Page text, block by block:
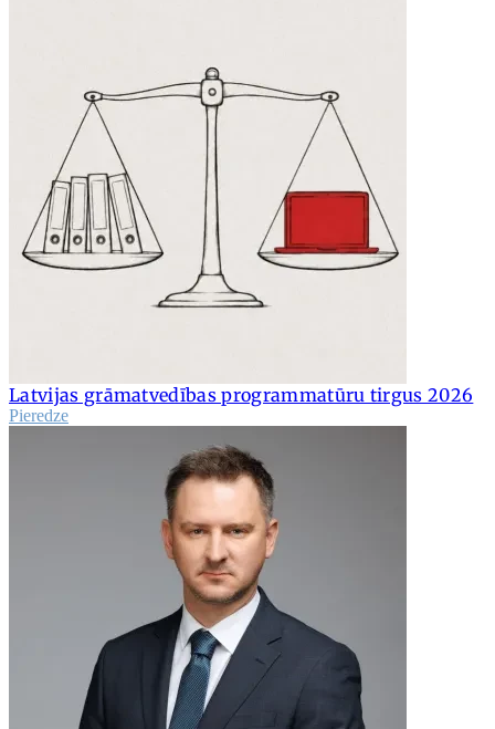
Latvijas grāmatvedības programmatūru tirgus 2026
Pieredze